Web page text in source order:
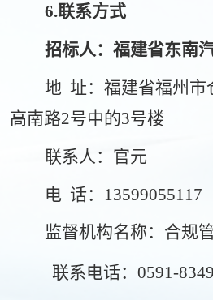
6.联系方式
招标人：福建省东南
地 址：福建省福州市
高南路2号中的3号楼
联系人： 官元
电 话： 13599055117
监督机构名称： 合规
联系电话： 0591-